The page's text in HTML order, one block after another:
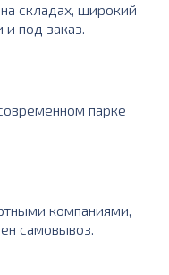
складах, широкий
и под заказ.
парке
компаниями,
самовывоз.